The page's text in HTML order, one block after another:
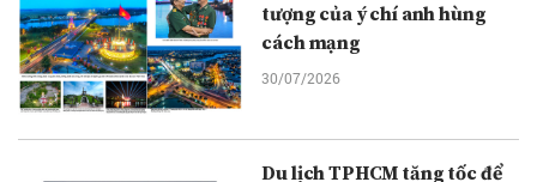
tượng của ý chí anh hùng
cách mạng
30/07/2026
Du lịch TPHCM tăng tốc để